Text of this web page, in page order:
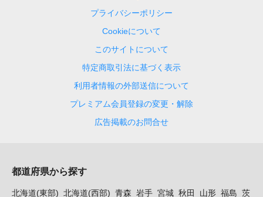
プライバシーポリシー
Cookieについて
このサイトについて
特定商取引法に基づく表示
利用者情報の外部送信について
プレミアム会員登録の変更・解除
広告掲載のお問合せ
都道府県から探す
北海道(東部) 北海道(西部) 青森 岩手 宮城 秋田 山形 福島 茨